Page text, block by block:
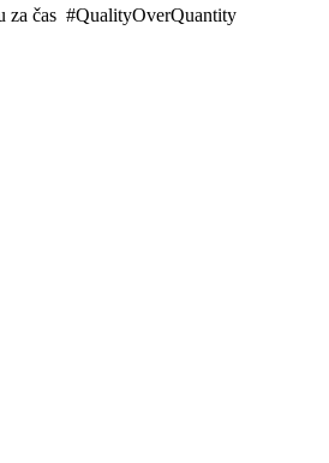
za čas #QualityOverQuantity